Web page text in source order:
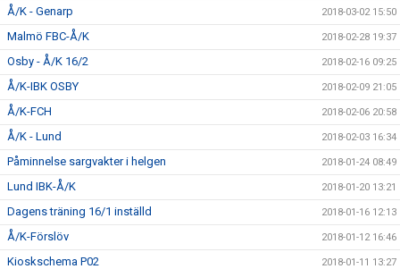
Å/K - Genarp 2018-03-02 15:50
Malmö FBC-Å/K 2018-02-28 19:37
Osby - Å/K 16/2 2018-02-16 09:25
Å/K-IBK OSBY 2018-02-09 21:05
Å/K-FCH 2018-02-06 20:58
Å/K - Lund 2018-02-03 16:34
Påminnelse sargvakter i helgen 2018-01-24 08:49
Lund IBK-Å/K 2018-01-20 13:21
Dagens träning 16/1 inställd 2018-01-16 12:13
Å/K-Förslöv 2018-01-12 16:46
Kioskschema P02 2018-01-11 13:27